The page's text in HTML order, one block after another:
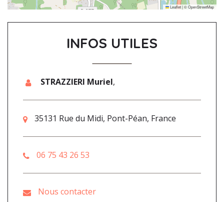
Leaflet|©OpenStreetMap
INFOS UTILES
STRAZZIERI Muriel,
35131 Rue du Midi, Pont-Péan, France
06 75 43 26 53
Nous contacter